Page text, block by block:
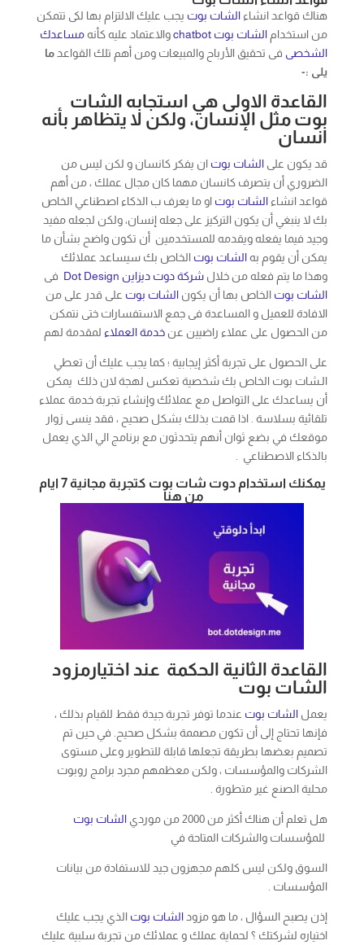
القاعدة الاولى هي استجابه الشات
بوت مثل الإنسان، ولكن لا يتظاهر بأنه
انسان
قد يكون على
الضروري أن يتصرف كانسان مهما كان مجال عملك ، من أهم
قواعد انشاء
الشات بوت
او ما يعرف ب الذكاء اصطناعي الخاص
بك لا ينبغي أن يكون التركيز على جعله إنسان، ولكن لجعله مفيد
وجيد فيما يفعله ويقدمه للمستخدمين أن تكون واضح بشأن ما
يمكن أن يقوم به
الشات بوت
الخاص بك سيساعد عملائك
وهذا ما يتم فعله من خلال
شركة دوت ديزاين Dot Design
فى
الشات بوت الخاص بها أن يكون الشات بوت
على قدر على من
الافادة للعميل و المساعدة فى جمع الاستفسارات ختى نتمكن
من الحصول على عملاء راضيين عن
خدمة العملاء لمقدمة لهم
على الحصول على تجربة أكثر إيجابية ؛ كما يجب عليك أن تعطي
الـشات بوت الخاص بك شخصية تعكس لهجة لان ذلك يمكن
أن يساعدك على التواصل مع عملائك وإنشاء تجربة خدمة عملاء
تلقائية بسلاسة . اذا قمت بذلك بشكل صحيح ، فقد ينسى زوار
موقعك في بضع ثوان أنهم يتحدثون مع برنامج الي الذي يعمل
بالذكاء الاصطناعي .
يمكنك استخدام دوت شات بوت كتجربة مجانية 7 ايام
من هنا
القاعدة الثانية الحكمة عند اختيارمزود
الشات بوت
الشات بوتعندما توفر تجربة جيدة فقط للقيام بذلك ،
فإنها تحتاج إلى أن تكون مصممة بشكل صحيح. في حين تم
تصميم بعضها بطريقة تجعلها قابلة للتطوير وعلى مستوى
الشركات والمؤسسات ، ولكن معظمهم مجرد برامج روبوت
محلية الصنع غير متطورة .
هل تعلم أن هناك أكثر من 2000 من موردي
الشات بوت
للمؤسسات والشركات المتاحة في
السوق ولكن ليس كلهم ​​مجهزون جيد للاستفادة من بيانات
إذن يصبح السؤال ، ما هو مزودالشات بوت
ان تبدا في ايجاد اجابات لهذه الأسئلة :
هل يقدمون مجموعة واسعة من الخدمات ؟